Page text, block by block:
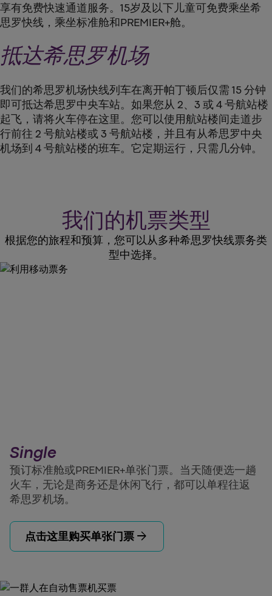
享有免费快速通道服务。15岁及以下儿童可免费乘坐希
思罗快线，乘坐标准舱和PREMIER+舱。
抵达希思罗机场
我们的希思罗机场快线列车在离开帕丁顿后仅需 15 分钟
即可抵达希思罗中央车站。如果您从 2、3 或 4 号航站楼
起飞，请将火车停在这里。您可以使用航站楼间走道步
行前往 2 号航站楼或 3 号航站楼，并且有从希思罗中央
机场到 4 号航站楼的班车。它定期运行，只需几分钟。
我们的机票类型
根据您的旅程和预算，您可以从多种希思罗快线票务类
型中选择。
Single
预订标准舱或PREMIER+单张门票。当天随便选一趟
火车，无论是商务还是休闲飞行，都可以单程往返
希思罗机场。
点击这里购买单张门票 arrow_forward